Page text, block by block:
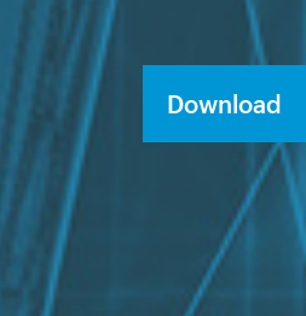
Download